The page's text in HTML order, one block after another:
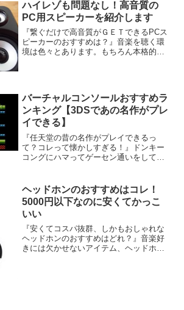
ハイレゾも問題なし！高音質の
PC用スピーカーを紹介します
『繋ぐだけで高音質がＧＥＴできるPCス
ピーカーのおすすめは？』音楽を聴く環
境は色々とあります。もちろん本格的な
バーチャルコンソールおすすめラ
ンキング【3DSであの名作がプレ
イできる】
『任天堂の昔の名作がプレイできるっ
て？コレって懐かしすぎる！』ドンキー
コングにハマってゲーセン通いをしてい
ーズをやっていたなぁというオラフォー
のお父さん！めちゃめちゃ懐...
ヘッドホンのおすすめはコレ！
5000円以下なのに安くてかっこ
いい
『安くてコスパ抜群、しかもおしゃれな
ヘッドホンのおすすめはどれ？』音楽好
きには欠かせないアイテム、ヘッドホ